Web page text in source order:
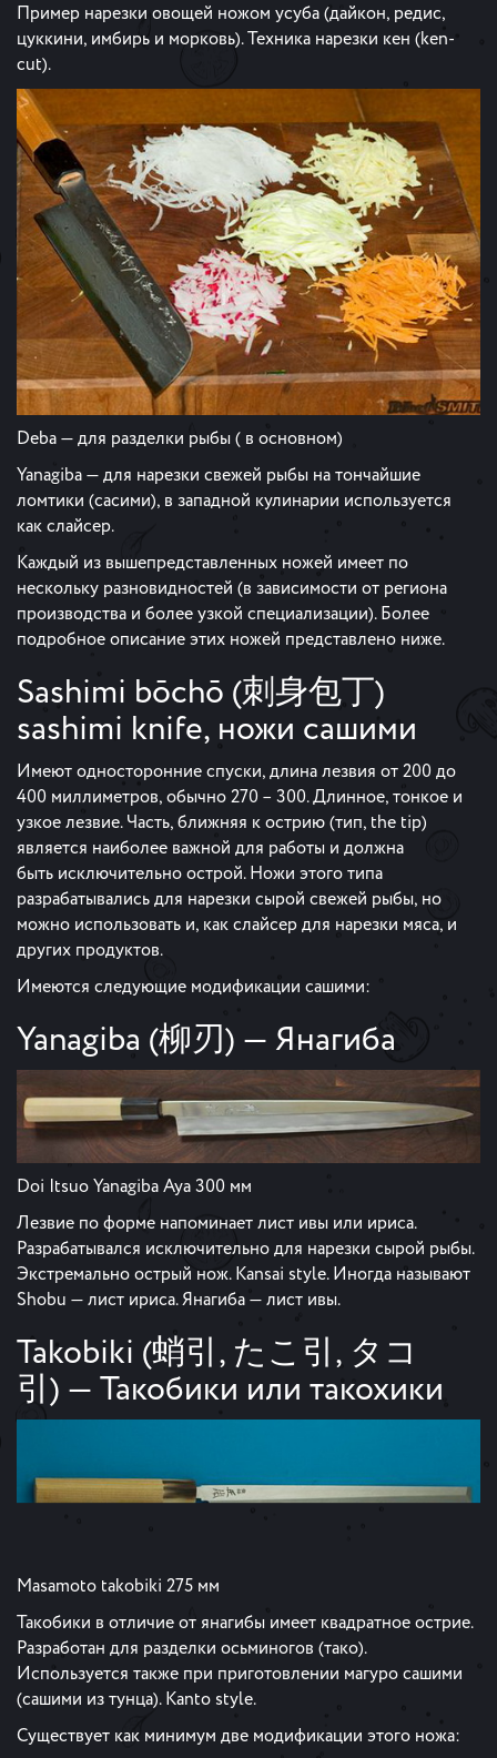
Пример нарезки овощей ножом усуба (дайкон, редис,
цуккини, имбирь и морковь). Техника нарезки кен (ken-
cut).
Deba — для разделки рыбы ( в основном)
Yanagiba — для нарезки свежей рыбы на тончайшие
ломтики (сасими), в западной кулинарии используется
как слайсер.
Каждый из вышепредставленных ножей имеет по
нескольку разновидностей (в зависимости от региона
производства и более узкой специализации). Более
подробное описание этих ножей представлено ниже.
Sashimi bōchō (刺身包丁)
sashimi knife, ножи сашими
Имеют односторонние спуски, длина лезвия от 200 до
400 миллиметров, обычно 270 – 300. Длинное, тонкое и
узкое лезвие. Часть, ближняя к острию (тип, the tip)
является наиболее важной для работы и должна
быть исключительно острой. Ножи этого типа
разрабатывались для нарезки сырой свежей рыбы, но
можно использовать и, как слайсер для нарезки мяса, и
других продуктов.
Имеются следующие модификации сашими:
Yanagiba (柳刃) — Янагиба
Doi Itsuo Yanagiba Aya 300 мм
Лезвие по форме напоминает лист ивы или ириса.
Разрабатывался исключительно для нарезки сырой рыбы.
Экстремально острый нож. Kansai style. Иногда называют
Shobu — лист ириса. Янагиба — лист ивы.
Takobiki (蛸引, たこ引, タコ
引) — Такобики или такохики
Masamoto takobiki 275 мм
Такобики в отличие от янагибы имеет квадратное острие.
Разработан для разделки осьминогов (тако).
Используется также при приготовлении магуро сашими
(сашими из тунца). Kanto style.
Существует как минимум две модификации этого ножа: